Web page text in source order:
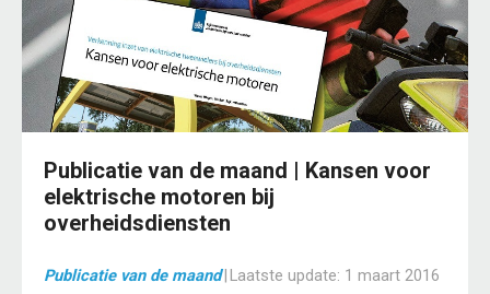
Publicatie van de maand | Kansen voor
elektrische motoren bij
overheidsdiensten
Publicatie van de maand|Laatste update: 1 maart 2016